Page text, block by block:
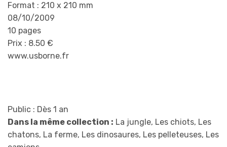
Format : 210 x 210 mm
08/10/2009
10 pages
Prix : 8.50 €
www.usborne.fr
Public : Dès 1 an
Dans la même collection : La jungle, Les chiots, Les
chatons, La ferme, Les dinosaures, Les pelleteuses, Les